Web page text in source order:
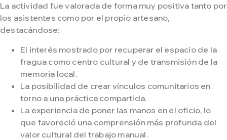
La actividad fue valorada de forma muy positiva tanto por
los asistentes como por el propio artesano,
destacándose:
El interés mostrado por recuperar el espacio de la
fragua como centro cultural y de transmisión de la
memoria local.
La posibilidad de crear vínculos comunitarios en
torno a una práctica compartida.
La experiencia de poner las manos en el oficio, lo
que favoreció una comprensión más profunda del
valor cultural del trabajo manual.